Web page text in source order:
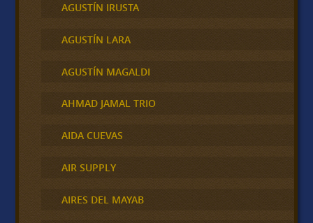
AGUSTÍN IRUSTA
AGUSTÍN LARA
AGUSTÍN MAGALDI
AHMAD JAMAL TRIO
AIDA CUEVAS
AIR SUPPLY
AIRES DEL MAYAB